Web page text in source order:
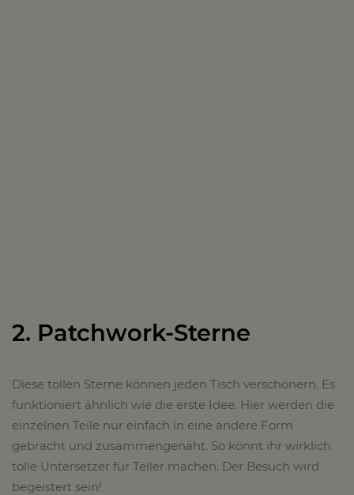
2. Patchwork-Sterne
Diese tollen Sterne können jeden Tisch verschönern. Es
funktioniert ähnlich wie die erste Idee. Hier werden die
einzelnen Teile nur einfach in eine andere Form
gebracht und zusammengenäht. So könnt ihr wirklich
tolle Untersetzer für Teller machen. Der Besuch wird
begeistert sein!